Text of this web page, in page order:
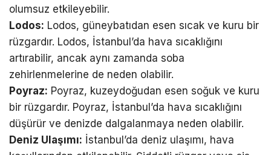
olumsuz etkileyebilir.
Lodos: Lodos, güneybatıdan esen sıcak ve kuru bir
rüzgardır. Lodos, İstanbul’da hava sıcaklığını
artırabilir, ancak aynı zamanda soba
zehirlenmelerine de neden olabilir.
Poyraz: Poyraz, kuzeydoğudan esen soğuk ve kuru
bir rüzgardır. Poyraz, İstanbul’da hava sıcaklığını
düşürür ve denizde dalgalanmaya neden olabilir.
Deniz Ulaşımı: İstanbul’da deniz ulaşımı, hava